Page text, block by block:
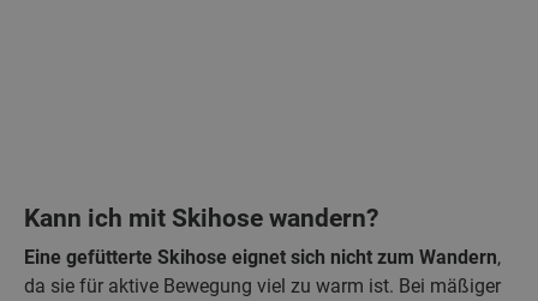
Kann ich mit Skihose wandern?
Eine gefütterte Skihose eignet sich nicht zum Wandern,
da sie für aktive Bewegung viel zu warm ist. Bei mäßiger